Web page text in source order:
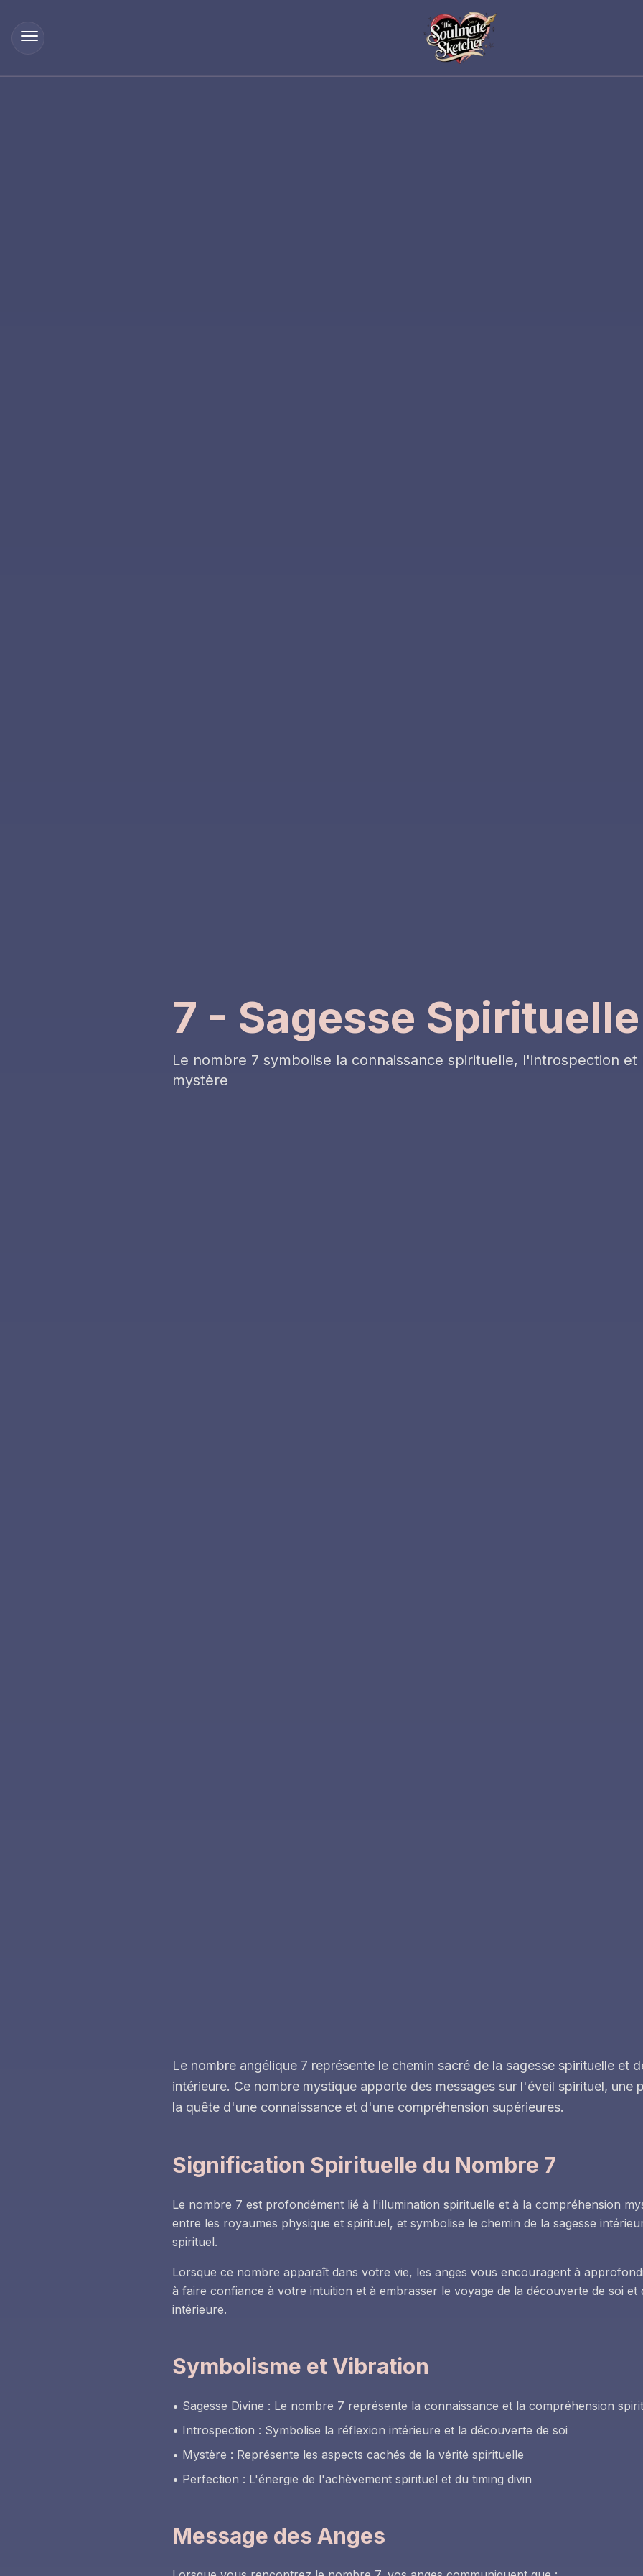
7 - Sagesse Spirituelle
Le nombre 7 symbolise la connaissance spirituelle, l'introspection et
mystère
Le nombre angélique 7 représente le chemin sacré de la sagesse spirituelle et
intérieure. Ce nombre mystique apporte des messages sur l'éveil spirituel, une
la quête d'une connaissance et d'une compréhension supérieures.
Signification Spirituelle du Nombre 7
Le nombre 7 est profondément lié à l'illumination spirituelle et à la compréhension
entre les royaumes physique et spirituel, et symbolise le chemin de la sagesse
spirituel.
Lorsque ce nombre apparaît dans votre vie, les anges vous encouragent à
à faire confiance à votre intuition et à embrasser le voyage de la découverte de soi et
intérieure.
Symbolisme et Vibration
• Sagesse Divine : Le nombre 7 représente la connaissance et la compréhension
• Introspection : Symbolise la réflexion intérieure et la découverte de soi
• Mystère : Représente les aspects cachés de la vérité spirituelle
• Perfection : L'énergie de l'achèvement spirituel et du timing divin
Message des Anges